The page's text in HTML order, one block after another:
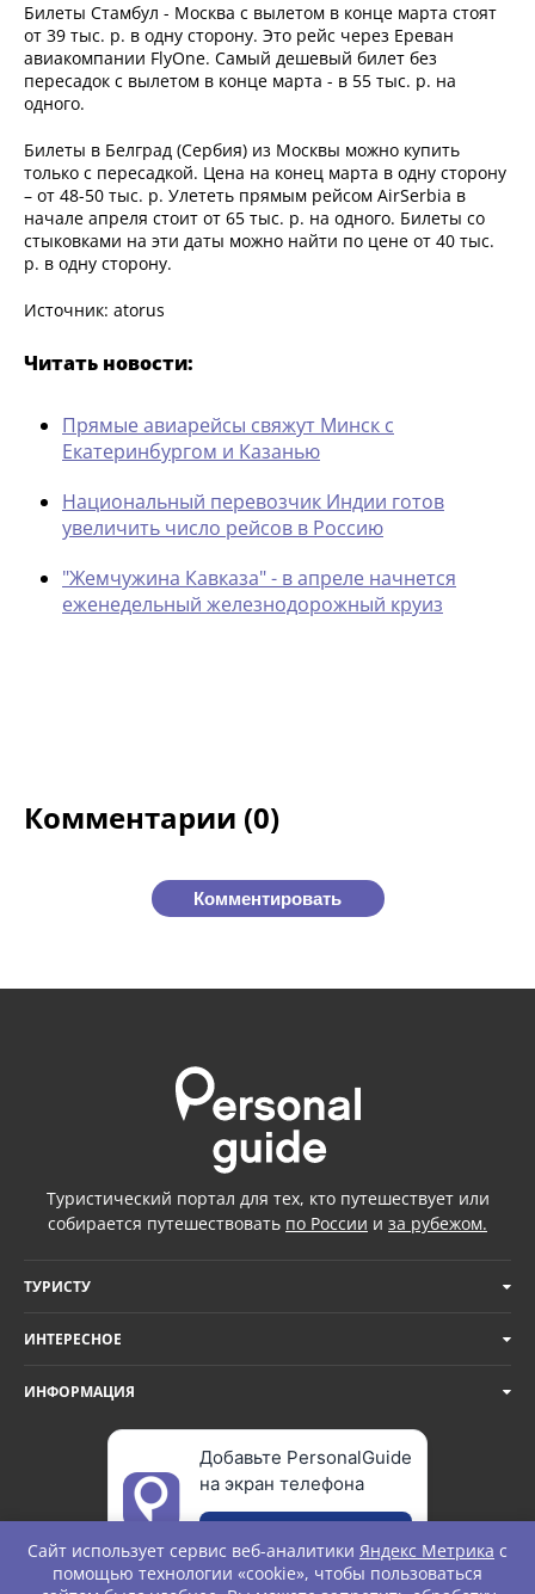
Билеты Стамбул - Москва с вылетом в конце марта стоят
от 39 тыс. р. в одну сторону. Это рейс через Ереван
авиакомпании FlyOne. Самый дешевый билет без
пересадок с вылетом в конце марта - в 55 тыс. р. на
одного.
Билеты в Белград (Сербия) из Москвы можно купить
только с пересадкой. Цена на конец марта в одну сторону
– от 48-50 тыс. р. Улететь прямым рейсом AirSerbia в
начале апреля стоит от 65 тыс. р. на одного. Билеты со
стыковками на эти даты можно найти по цене от 40 тыс.
р. в одну сторону.
Источник: atorus
Читать новости:
Прямые авиарейсы свяжут Минск с
Екатеринбургом и Казанью
Национальный перевозчик Индии готов
увеличить число рейсов в Россию
"Жемчужина Кавказа" - в апреле начнется
еженедельный железнодорожный круиз
Комментарии (0)
Комментировать
Туристический портал для тех, кто путешествует или
собирается путешествовать по России и за рубежом.
ТУРИСТУ
ИНТЕРЕСНОЕ
ИНФОРМАЦИЯ
Добавьте PersonalGuide
на экран телефона
Сайт использует сервис веб-аналитики Яндекс Метрика с
помощью технологии «cookie», чтобы пользоваться